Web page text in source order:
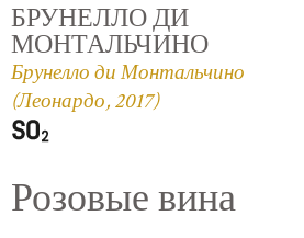
БРУНЕЛЛО ДИ
МОНТАЛЬЧИНО
Брунелло ди Монтальчино
(Леонардо, 2017)
Розовые вина